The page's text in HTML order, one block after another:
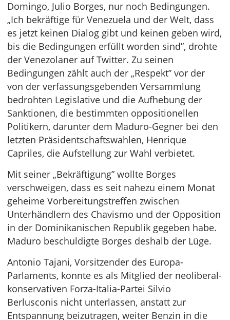
Domingo, Julio Borges, nur noch Bedingungen.
„Ich bekräftige für Venezuela und der Welt, dass
es jetzt keinen Dialog gibt und keinen geben wird,
bis die Bedingungen erfüllt worden sind”, drohte
der Venezolaner auf Twitter. Zu seinen
Bedingungen zählt auch der „Respekt” vor der
von der verfassungsgebenden Versammlung
bedrohten Legislative und die Aufhebung der
Sanktionen, die bestimmten oppositionellen
Politikern, darunter dem Maduro-Gegner bei den
letzten Präsidentschaftswahlen, Henrique
Capriles, die Aufstellung zur Wahl verbietet.
Mit seiner „Bekräftigung” wollte Borges
verschweigen, dass es seit nahezu einem Monat
geheime Vorbereitungstreffen zwischen
Unterhändlern des Chavismo und der Opposition
in der Dominikanischen Republik gegeben habe.
Maduro beschuldigte Borges deshalb der Lüge.
Antonio Tajani, Vorsitzender des Europa-
Parlaments, konnte es als Mitglied der neoliberal-
konservativen Forza-Italia-Partei Silvio
Berlusconis nicht unterlassen, anstatt zur
Entspannung beizutragen, weiter Benzin in die